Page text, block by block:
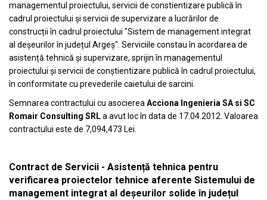
managementul proiectului, servicii de constientizare publică în
cadrul proiectului și servicii de supervizare a lucrărilor de
construcții în cadrul proiectului "Sistem de management integrat
al deșeurilor în județul Argeș". Serviciile constau în acordarea de
asistență tehnică și supervizare, sprijin în managementul
proiectului și servicii de conștientizare publică în cadrul proiectului,
în conformitate cu prevederile caietului de sarcini.
Semnarea contractului cu asocierea Acciona Ingenieria SA si SC
Romair Consulting SRLa avut loc în data de 17.04.2012. Valoarea
contractului este de 7,094,473 Lei.
Contract de Servicii - Asistență tehnica pentru
verificarea proiectelor tehnice aferente Sistemului de
management integrat al deșeurilor solide în județul